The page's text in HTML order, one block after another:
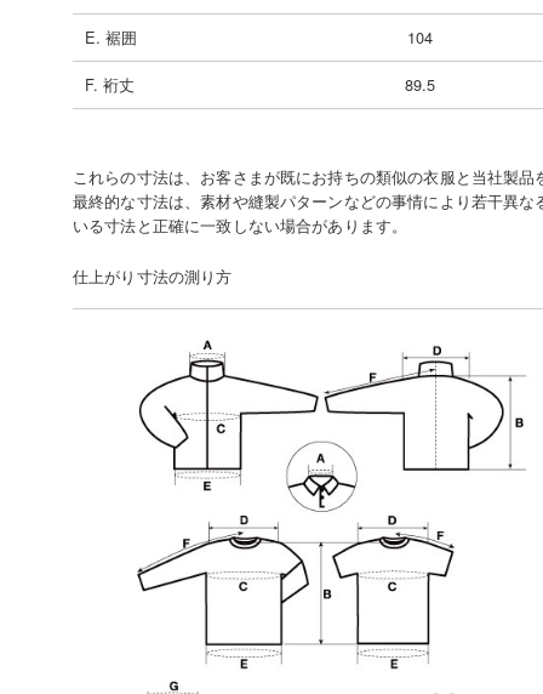
E. 裾囲 104
F. 裄丈 89.5
これらの寸法は、お客さまが既にお持ちの類似の衣服と当社製
最終的な寸法は、素材や縫製パターンなどの事情により若干異
いる寸法と正確に一致しない場合があります。
仕上がり寸法の測り方